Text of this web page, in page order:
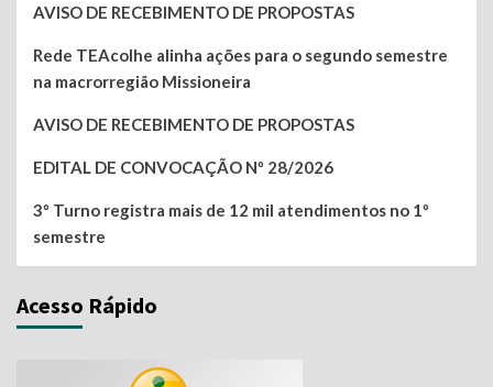
AVISO DE RECEBIMENTO DE PROPOSTAS
Rede TEAcolhe alinha ações para o segundo semestre
na macrorregião Missioneira
AVISO DE RECEBIMENTO DE PROPOSTAS
EDITAL DE CONVOCAÇÃO Nº 28/2026
3º Turno registra mais de 12 mil atendimentos no 1º
semestre
Acesso Rápido